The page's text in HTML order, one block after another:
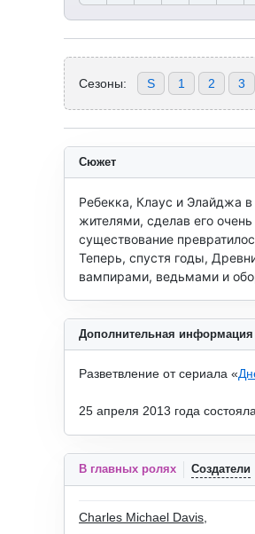
Сезоны: S 1 2 3
Сюжет
Ребекка, Клаус и Элайджа
жителями, сделав его
существование
Теперь, спустя годы,
вампирами, ведьмами и
Дополнительная информация
Разветвление от сериала «
25 апреля 2013 года
В главных ролях Создатели
Charles Michael Davis,